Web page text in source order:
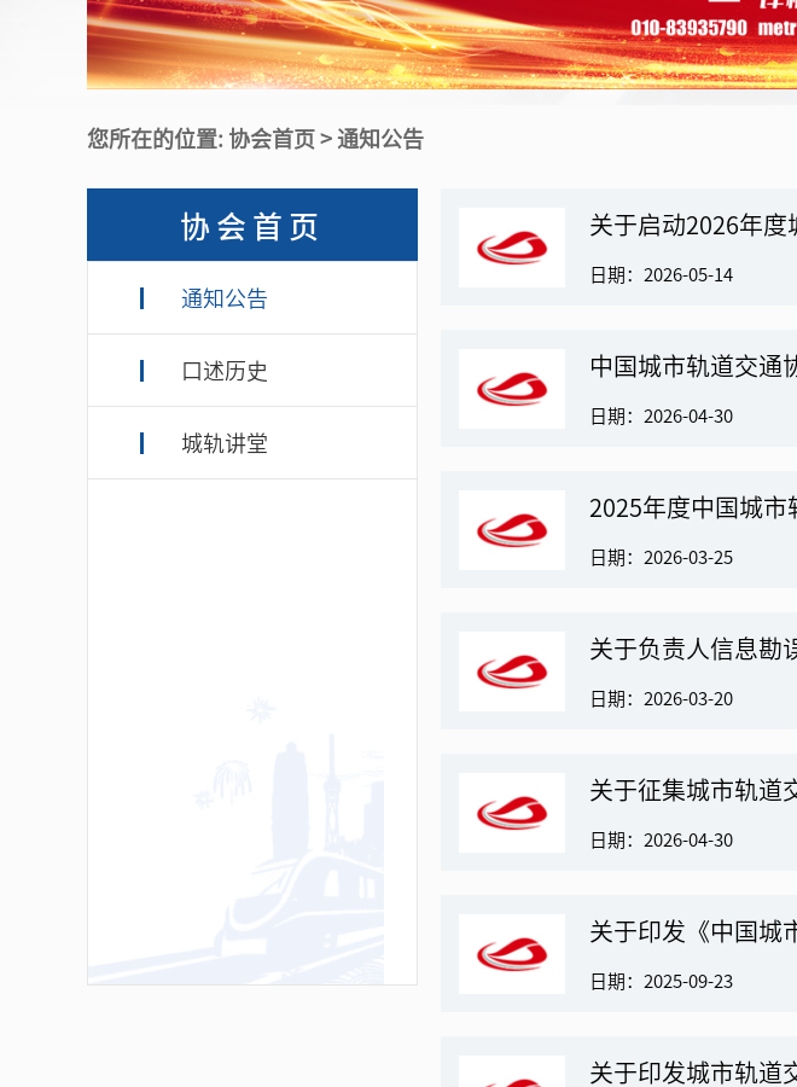
您所在的位置: 协会首页 > 通知公告
协会首页
通知公告
口述历史
城轨讲堂
关于启动2026年度
日期：2026-05-14
中国城市轨道交通
日期：2026-04-30
2025年度中国城市
日期：2026-03-25
关于负责人信息勘
日期：2026-03-20
关于征集城市轨道
日期：2026-04-30
关于印发《中国城
日期：2025-09-23
关于印发城市轨道